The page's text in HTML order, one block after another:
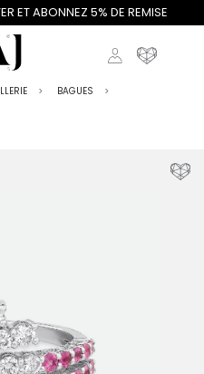
ET ABONNEZ 5% DE REMISE
BAGUES